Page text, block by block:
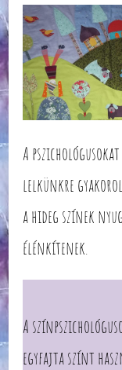
A
lelkünkre
a hideg színek
élénkítenek.
A
egyfajta színt